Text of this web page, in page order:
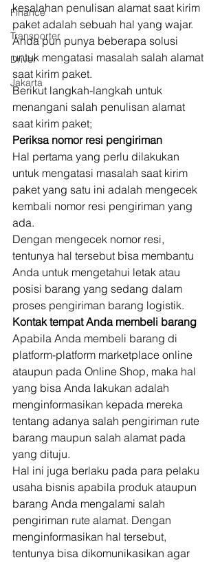
Finance
Transporter
Driver
Jakarta
kesalahan penulisan alamat saat kirim
paket adalah sebuah hal yang wajar.
Anda pun punya beberapa solusi
untuk mengatasi masalah salah alamat
saat kirim paket.
Berikut langkah-langkah untuk
menangani salah penulisan alamat
saat kirim paket;
Periksa nomor resi pengiriman
Hal pertama yang perlu dilakukan
untuk mengatasi masalah saat kirim
paket yang satu ini adalah mengecek
kembali nomor resi pengiriman yang
ada.
Dengan mengecek nomor resi,
tentunya hal tersebut bisa membantu
Anda untuk mengetahui letak atau
posisi barang yang sedang dalam
proses pengiriman barang logistik.
Kontak tempat Anda membeli barang
Apabila Anda membeli barang di
platform-platform marketplace online
ataupun pada Online Shop, maka hal
yang bisa Anda lakukan adalah
menginformasikan kepada mereka
tentang adanya salah pengiriman rute
barang maupun salah alamat pada
yang dituju.
Hal ini juga berlaku pada para pelaku
usaha bisnis apabila produk ataupun
barang Anda mengalami salah
pengiriman rute alamat. Dengan
menginformasikan hal tersebut,
tentunya bisa dikomunikasikan agar